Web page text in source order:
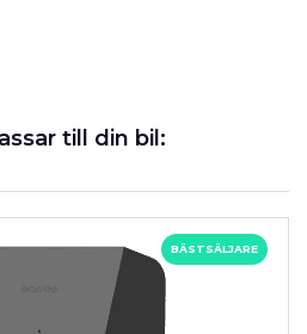
till din bil:
BÄSTSÄLJARE